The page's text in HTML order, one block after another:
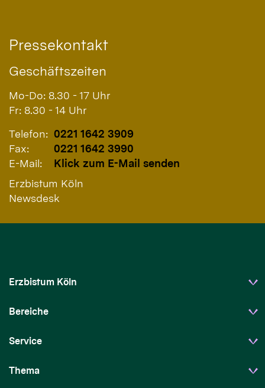
Pressekontakt
Geschäftszeiten
Mo-Do: 8.30 - 17 Uhr
Fr: 8.30 - 14 Uhr
Telefon: 0221 1642 3909
Fax:
0221 1642 3990
E-Mail:
Klick zum E-Mail senden
Erzbistum Köln
Newsdesk
Erzbistum Köln
Bereiche
Service
Thema